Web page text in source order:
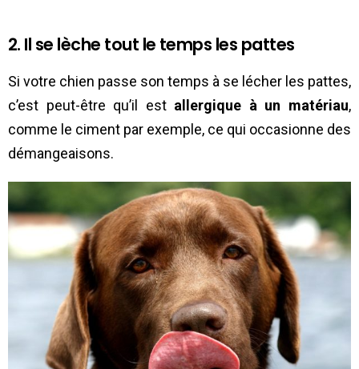
2. Il se lèche tout le temps les pattes
Si votre chien passe son temps à se lécher les pattes,
c’est peut-être qu’il est allergique à un matériau,
comme le ciment par exemple, ce qui occasionne des
démangeaisons.